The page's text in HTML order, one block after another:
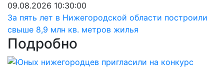
09.08.2026 10:30:00
За пять лет в Нижегородской области построили
свыше 8,9 млн кв. метров жилья
Подробно